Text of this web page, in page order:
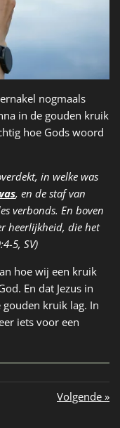
nogmaals
in de gouden kruik
hoe Gods woord
in welke was
, en de staf van
verbonds. En boven
heerlijkheid, die het
5, SV)
hoe wij een kruik
En dat Jezus in
kruik lag. In
iets voor een
Volgende »